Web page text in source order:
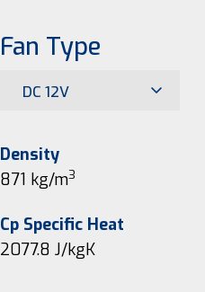
Fan Type
DC 12V
Density
871 kg/m3
Cp Specific Heat
2077.8 J/kgK